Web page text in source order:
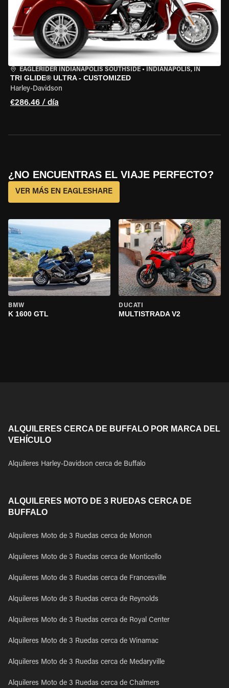
EAGLERIDER INDIANAPOLIS SOUTHSIDE • INDIANAPOLIS, IN
TRI GLIDE® ULTRA - CUSTOMIZED
Harley-Davidson
€286.46 / día
¿NO ENCUENTRAS EL VIAJE PERFECTO?
VER MÁS EN EAGLESHARE
BMW
K 1600 GTL
DUCATI
MULTISTRADA V2
ALQUILERES CERCA DE BUFFALO POR MARCA DEL
VEHÍCULO
Alquileres Harley-Davidson cerca de Buffalo
ALQUILERES MOTO DE 3 RUEDAS CERCA DE
BUFFALO
Alquileres Moto de 3 Ruedas cerca de Monon
Alquileres Moto de 3 Ruedas cerca de Monticello
Alquileres Moto de 3 Ruedas cerca de Francesville
Alquileres Moto de 3 Ruedas cerca de Reynolds
Alquileres Moto de 3 Ruedas cerca de Royal Center
Alquileres Moto de 3 Ruedas cerca de Winamac
Alquileres Moto de 3 Ruedas cerca de Medaryville
Alquileres Moto de 3 Ruedas cerca de Chalmers